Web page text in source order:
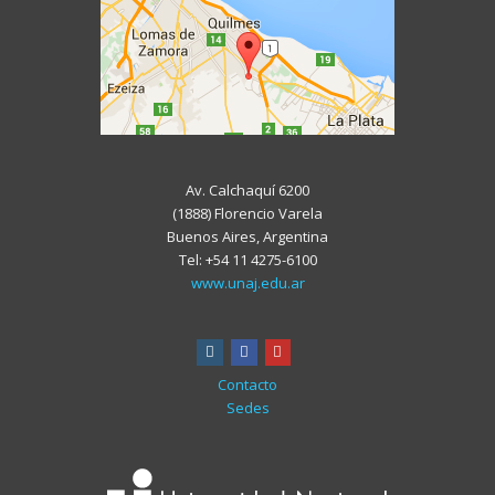
Av. Calchaquí 6200
(1888) Florencio Varela
Buenos Aires, Argentina
Tel: +54 11 4275-6100
www.unaj.edu.ar
instagram
facebook
Contacto
Sedes